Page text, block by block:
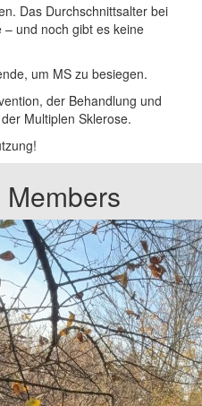
Das Durchschnittsalter bei
und noch gibt es keine
um MS zu besiegen.
der Behandlung und
Multiplen Sklerose.
Members